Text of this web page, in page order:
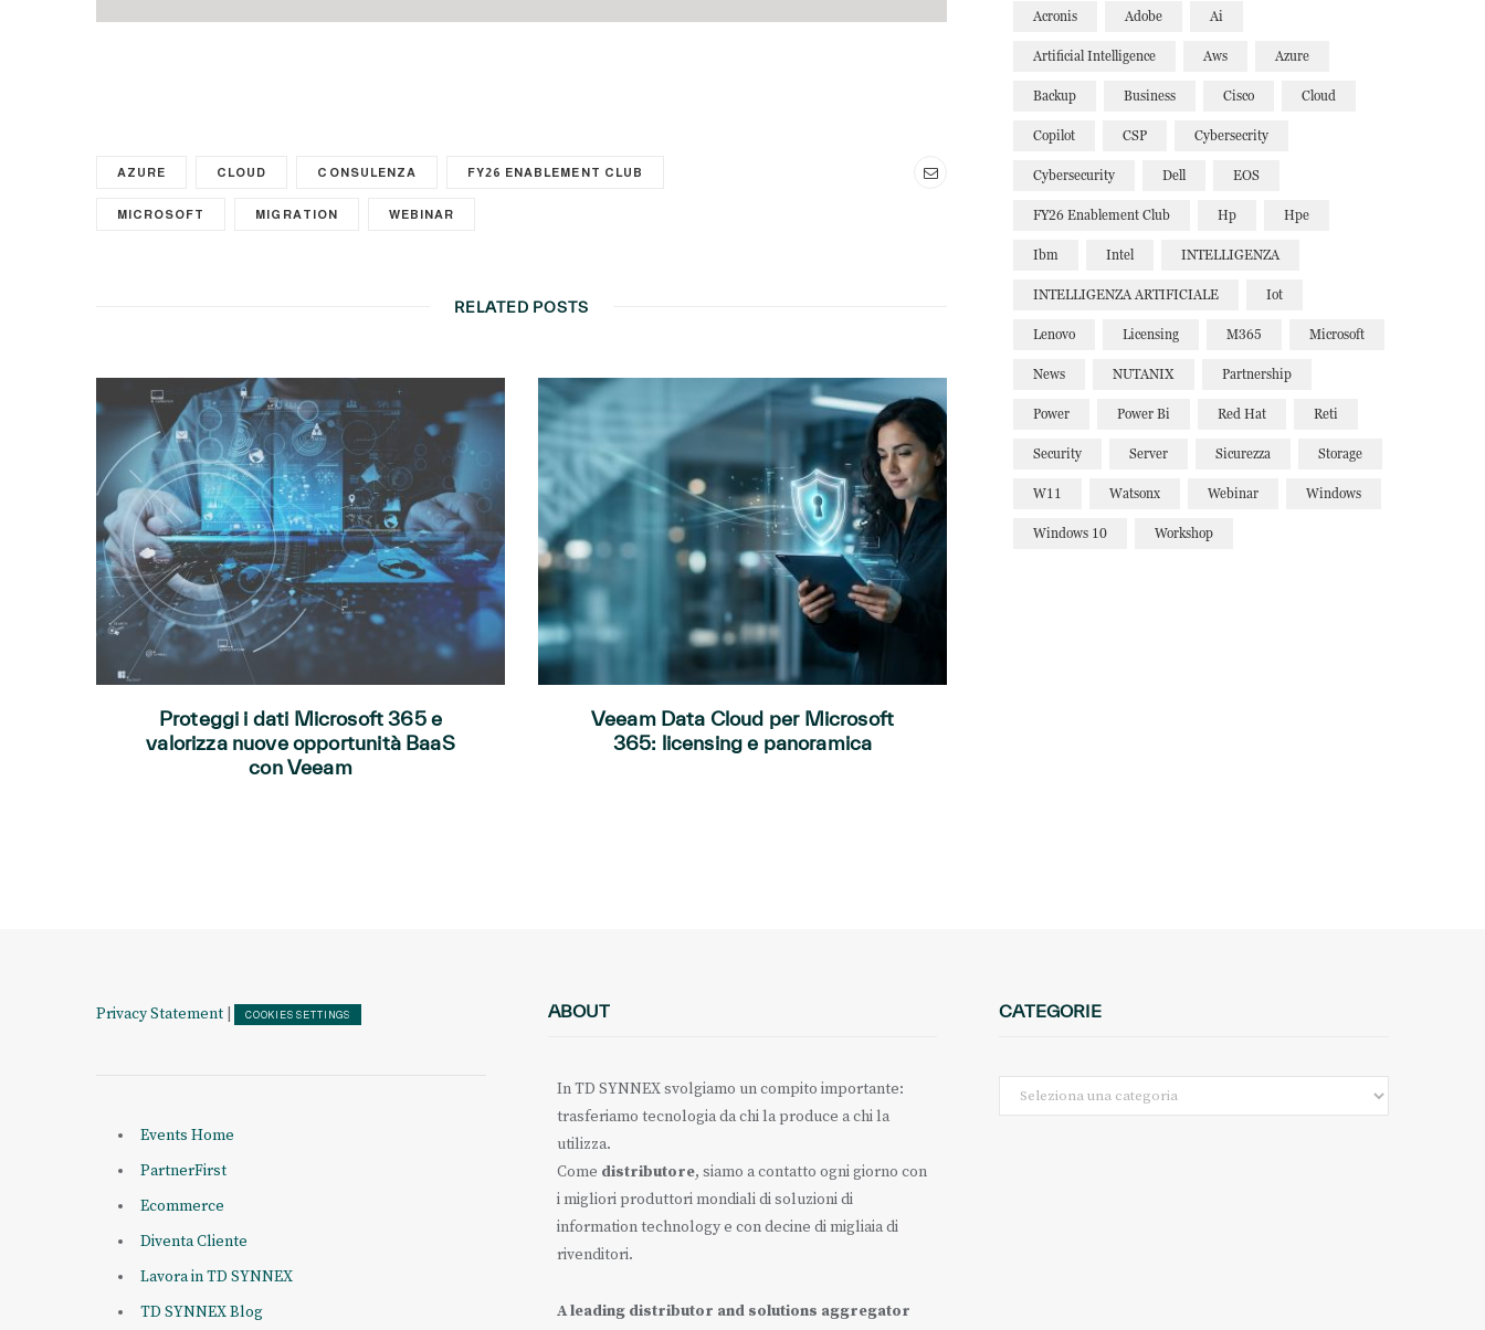
AZURE CLOUD CONSULENZA FY26 ENABLEMENT CLUB
MICROSOFT MIGRATION WEBINAR
RELATED POSTS
Proteggi i dati Microsoft 365 e
valorizza nuove opportunità BaaS
con Veeam
Veeam Data Cloud per Microsoft
365: licensing e panoramica
Acronis Adobe Ai
Artificial Intelligence Aws Azure
Backup Business Cisco Cloud
Copilot CSP Cybersecrity
Cybersecurity Dell EOS
FY26 Enablement Club Hp Hpe
Ibm Intel INTELLIGENZA
INTELLIGENZA ARTIFICIALE Iot
Lenovo Licensing M365 Microsoft
News NUTANIX Partnership
Power Power Bi Red Hat Reti
Security Server Sicurezza Storage
W11 Watsonx Webinar Windows
Windows 10 Workshop
Privacy Statement COOKIES SETTINGS
Events Home
PartnerFirst
Ecommerce
Diventa Cliente
Lavora in TD SYNNEX
TD SYNNEX Blog
ABOUT
In TD SYNNEX svolgiamo un compito importante:
trasferiamo tecnologia da chi la produce a chi la
utilizza.
Come distributore, siamo a contatto ogni giorno con
i migliori produttori mondiali di soluzioni di
information technology e con decine di migliaia di
rivenditori.
A leading distributor and solutions aggregator
CATEGORIE
Categorie